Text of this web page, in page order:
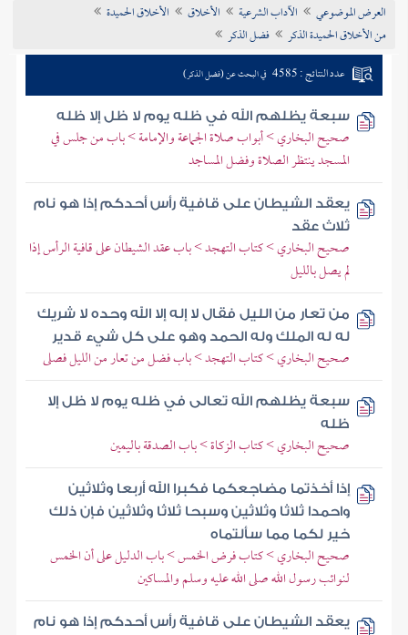
تراجم الأعلام
العرض الموضوعي الآداب الشرعية الأخلاق
الأخلاق الحميدة
من الأخلاق الحميدة الذكر
فضل الذكر
عدد النتائج : 4585 في البحث عن (فضل الذكر)
سبعة يظلهم الله في ظله يوم لا ظل إلا ظله
صحيح البخاري > أبواب صلاة الجماعة والإمامة > باب من جلس في
المسجد ينتظر الصلاة وفضل المساجد
يعقد الشيطان على قافية رأس أحدكم إذا هو نام
ثلاث عقد
صحيح البخاري > كتاب التهجد > باب عقد الشيطان على قافية الرأس إذا
لم يصل بالليل
من تعار من الليل فقال لا إله إلا الله وحده لا شريك
له له الملك وله الحمد وهو على كل شيء قدير
صحيح البخاري > كتاب التهجد > باب فضل من تعار من الليل فصلى
سبعة يظلهم الله تعالى في ظله يوم لا ظل إلا
ظله
صحيح البخاري > كتاب الزكاة > باب الصدقة باليمين
إذا أخذتما مضاجعكما فكبرا الله أربعا وثلاثين
واحمدا ثلاثا وثلاثين وسبحا ثلاثا وثلاثين فإن ذلك
خير لكما مما سألتماه
صحيح البخاري > كتاب فرض الخمس > باب الدليل على أن الخمس
لنوائب رسول الله صلى الله عليه وسلم والمساكين
يعقد الشيطان على قافية رأس أحدكم إذا هو نام